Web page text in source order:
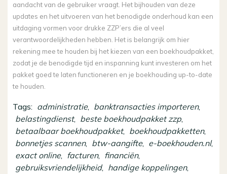
aandacht van de gebruiker vraagt. Het bijhouden van deze
updates en het uitvoeren van het benodigde onderhoud kan een
uitdaging vormen voor drukke ZZP’ers die al veel
verantwoordelijkheden hebben. Het is belangrijk om hier
rekening mee te houden bij het kiezen van een boekhoudpakket,
zodat je de benodigde tijd en inspanning kunt investeren om het
pakket goed te laten functioneren en je boekhouding up-to-date
te houden.
Tags: administratie, banktransacties importeren,
belastingdienst, beste boekhoudpakket zzp,
betaalbaar boekhoudpakket, boekhoudpakketten,
bonnetjes scannen, btw-aangifte, e-boekhouden.nl,
exact online, facturen, financiën,
gebruiksvriendelijkheid, handige koppelingen,